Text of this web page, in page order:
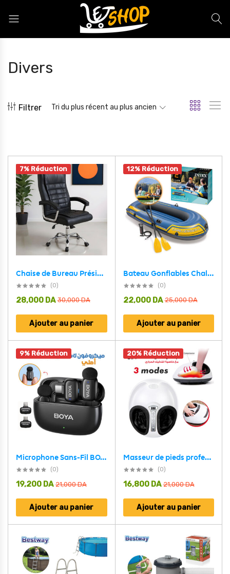
Divers
Filtrer Tri du plus récent au plus ancien
7% Réduction
Chaise de Bureau Présidentiel LUXE avec base pivotante et ressorts ensachés – كرسي مكتب مريح وجودة عالية
(0)
30,000DA
28,000 DA
Ajouter au panier
12% Réduction
Bateau Gonflables Challenger 2 avec Deux Rames et Pompe Intex 68367NP – قارب كبير مع مجاديف ومضخة
(0)
25,000DA
22,000 DA
Ajouter au panier
9% Réduction
Microphone Sans-Fil BOYA MINI (2-TX / 2-RX) – ميكروفون أصلي
(0)
21,000DA
19,200 DA
Ajouter au panier
20% Réduction
Masseur de pieds professionnel, avec malaxage des tissus profonds compression d’air, avec chaleur
(0)
21,000DA
16,800 DA
Ajouter au panier